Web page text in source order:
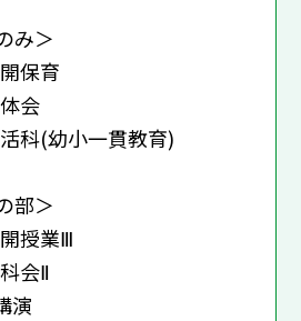
み＞
保育
会
科(幼小一貫教育)
部＞
授業Ⅲ
会Ⅱ
演